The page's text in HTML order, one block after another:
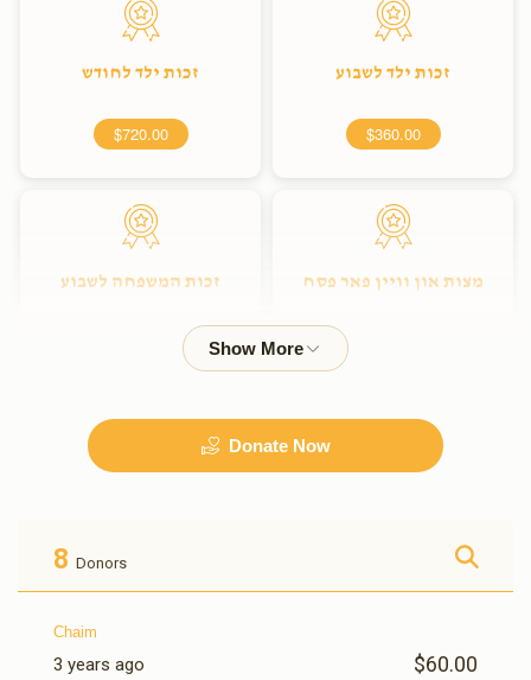
זכות ילד לשבוע
$360.00
זכות ילד לחודש
$720.00
מצות און וויין פאר פסח זכות המשפחה לשבוע
Donate Now
8 Donors
Chaim
3 years ago $60.00